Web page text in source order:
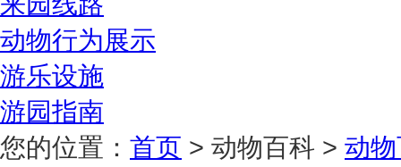
动物行为展示
游乐设施
游园指南
您的位置： 首页 > 动物百科 > 动